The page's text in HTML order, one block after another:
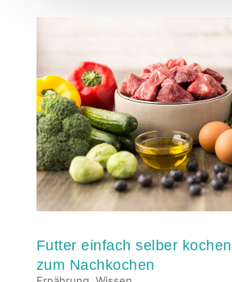
Futter einfach selber
zum Nachkochen